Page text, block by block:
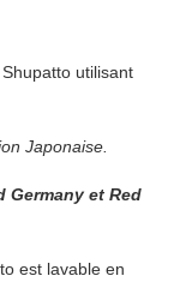
utilisant
Japonaise.
Germany et Red
est lavable en